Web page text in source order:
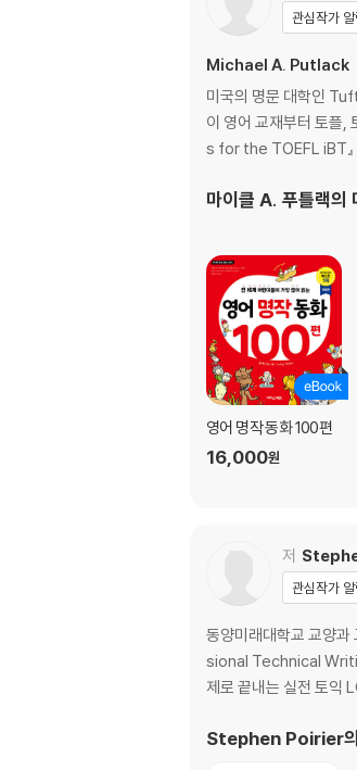
관심작가
Michael A. Putlack
미국의 명문 대학인
이 영어 교재부터 토플,
s for the TOEFL iBT』
마이클 A. 푸틀랙의
영어 명작 동화 100편
16,000원
저
관심작가
동양미래대학교 교양
sional Technical
제로 끝내는 실전 토익
Stephen Poirier